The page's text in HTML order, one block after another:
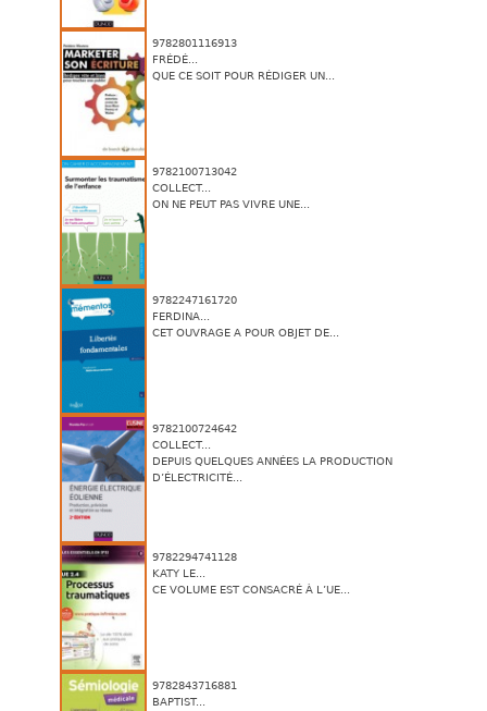
9782801116913
FRÉDÉ...
QUE CE SOIT POUR RÉDIGER UN...
9782100713042
COLLECT...
ON NE PEUT PAS VIVRE UNE...
9782247161720
FERDINA...
CET OUVRAGE A POUR OBJET DE...
9782100724642
COLLECT...
DEPUIS QUELQUES ANNÉES LA PRODUCTION
D’ÉLECTRICITÉ...
9782294741128
KATY LE...
CE VOLUME EST CONSACRÉ À L’UE...
9782843716881
BAPTIST...